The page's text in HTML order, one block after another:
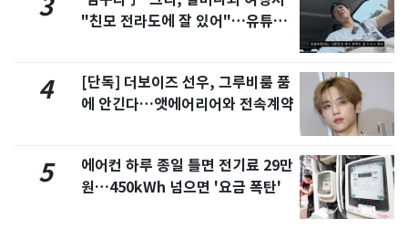
3
"친모 전라도에 잘 있어"…유튜브
4
[단독] 더보이즈 선우, 그루비룸 품
에 안긴다…앳에어리어와 전속계약
5
에어컨 하루 종일 틀면 전기료 29만
원…450kWh 넘으면 '요금 폭탄'